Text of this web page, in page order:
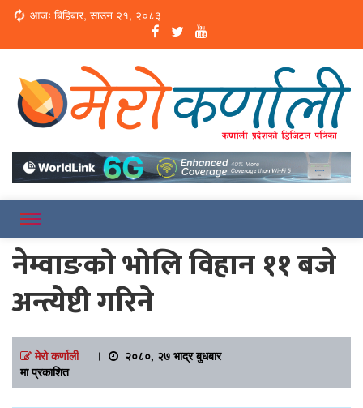
Loading...
आजः बिहिबार, साउन २१, २०८३
Merokarnali
नेम्वाङको भोलि विहान ११ बजे
अन्त्येष्टी गरिने
मेरो कर्णाली।
२०८०, २७ भाद्र बुधबार
मा प्रकाशित